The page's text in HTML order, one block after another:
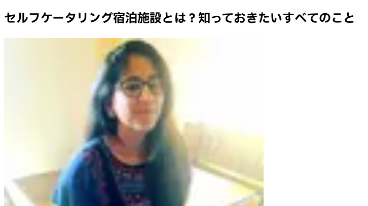
セルフケータリング宿泊施設とは？知っておきたいすべてのこと